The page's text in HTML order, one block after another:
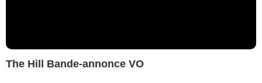
The Hill Bande-annonce VO